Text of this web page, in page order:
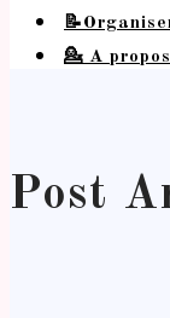
💁 A propos
Post